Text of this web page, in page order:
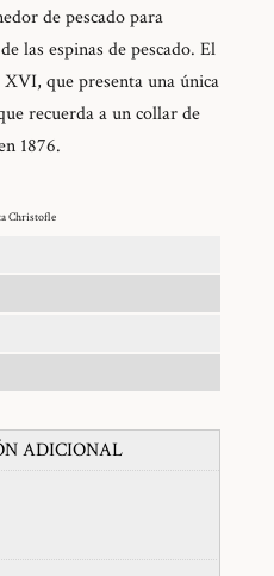
de pescado para
las espinas de pescado. El
que presenta una única
recuerda a un collar de
1876.
Christofle
ADICIONAL